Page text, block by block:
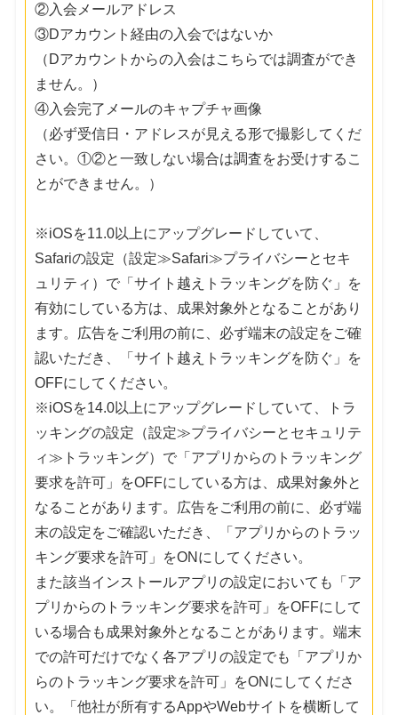
②入会メールアドレス
③Dアカウント経由の入会ではないか
（Dアカウントからの入会はこちらでは調査ができ
ません。）
④入会完了メールのキャプチャ画像
（必ず受信日・アドレスが見える形で撮影してくだ
さい。①②と一致しない場合は調査をお受けするこ
とができません。）
※iOSを11.0以上にアップグレードしていて、
Safariの設定（設定≫Safari≫プライバシーとセキ
ュリティ）で「サイト越えトラッキングを防ぐ」を
有効にしている方は、成果対象外となることがあり
ます。広告をご利用の前に、必ず端末の設定をご確
認いただき、「サイト越えトラッキングを防ぐ」を
OFFにしてください。
※iOSを14.0以上にアップグレードしていて、トラ
ッキングの設定（設定≫プライバシーとセキュリテ
ィ≫トラッキング）で「アプリからのトラッキング
要求を許可」をOFFにしている方は、成果対象外と
なることがあります。広告をご利用の前に、必ず端
末の設定をご確認いただき、「アプリからのトラッ
キング要求を許可」をONにしてください。
また該当インストールアプリの設定においても「ア
プリからのトラッキング要求を許可」をOFFにして
いる場合も成果対象外となることがあります。端末
での許可だけでなく各アプリの設定でも「アプリか
らのトラッキング要求を許可」をONにしてくださ
い。「他社が所有するAppやWebサイトを横断して